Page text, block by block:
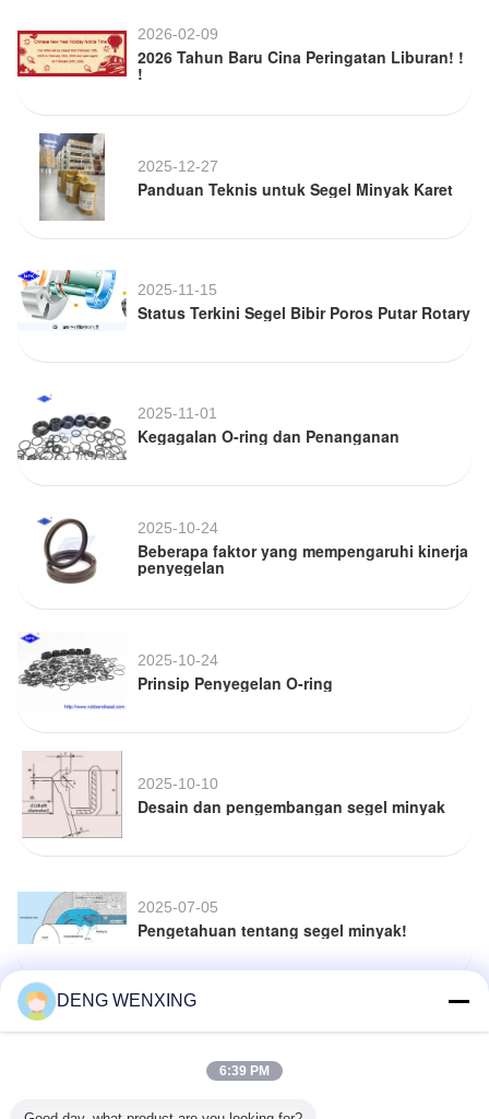
2026-02-09
2026 Tahun Baru Cina Peringatan Liburan! !
!
2025-12-27
Panduan Teknis untuk Segel Minyak Karet
2025-11-15
Status Terkini Segel Bibir Poros Putar Rotary
2025-11-01
Kegagalan O-ring dan Penanganan
2025-10-24
Beberapa faktor yang mempengaruhi kinerja
penyegelan
2025-10-24
Prinsip Penyegelan O-ring
2025-10-10
Desain dan pengembangan segel minyak
2025-07-05
Pengetahuan tentang segel minyak!
LUAR DIAMETER OIL SEAL
DENG WENXING
6:39 PM